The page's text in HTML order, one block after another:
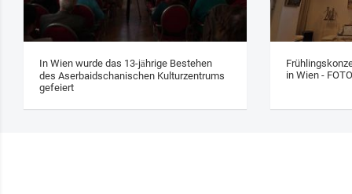
In Wien wurde das 13‑jährige Bestehen
des Aserbaidschanischen Kulturzentrums
gefeiert
in Wien - FOTO